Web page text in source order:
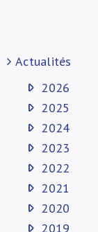
Actualités
2026
2025
2024
2023
2022
2021
2020
2019